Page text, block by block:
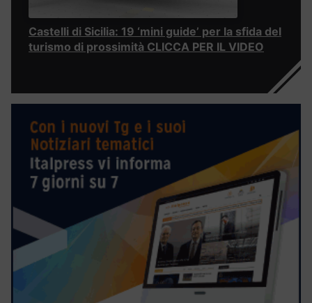
Castelli di Sicilia: 19 ‘mini guide’ per la sfida del
turismo di prossimità CLICCA PER IL VIDEO